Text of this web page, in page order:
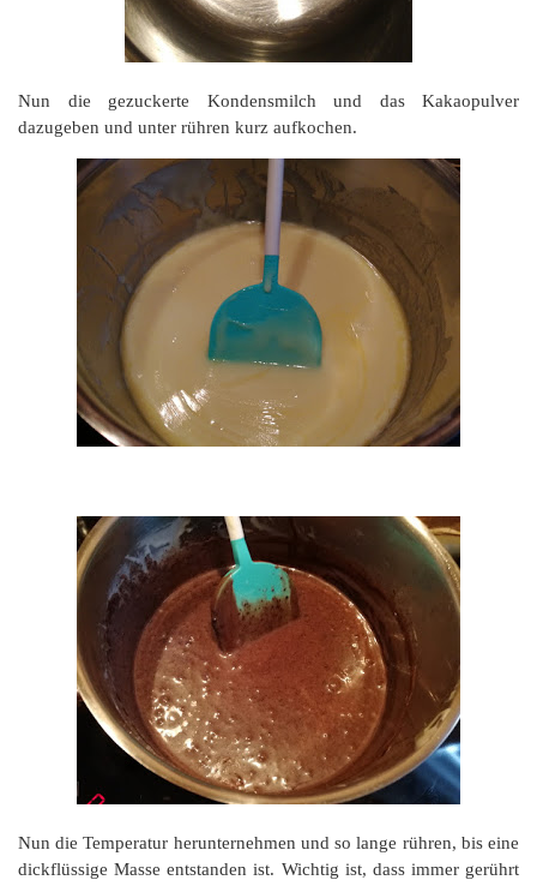
Nun die gezuckerte Kondensmilch und das Kakaopulver
dazugeben und unter rühren kurz aufkochen.
Nun die Temperatur herunternehmen und so lange rühren, bis eine
dickflüssige Masse entstanden ist. Wichtig ist, dass immer gerührt